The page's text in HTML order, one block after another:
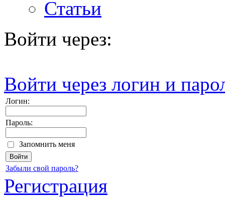
Статьи
Войти через:
Войти через логин и
Логин:
Пароль:
Запомнить меня
Забыли свой пароль?
Регистрация